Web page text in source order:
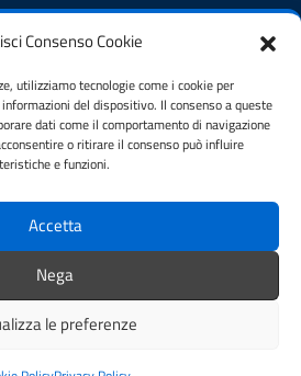
Consenso Cookie
utilizziamo tecnologie come i cookie per
del dispositivo. Il consenso a queste
dati come il comportamento di navigazione
o ritirare il consenso può influire
e funzioni.
Accetta
Nega
le preferenze